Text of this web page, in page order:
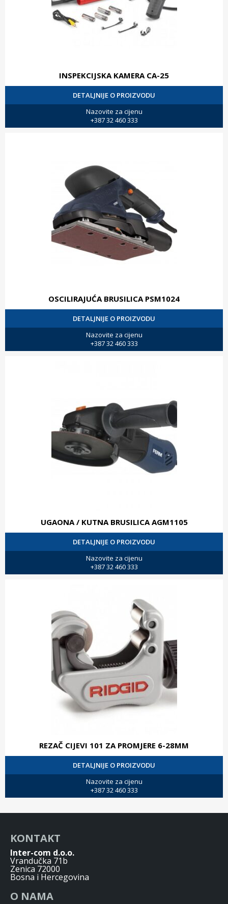
INSPEKCIJSKA KAMERA CA-25
DETALJNIJE O PROIZVODU
Nazovite za cijenu
+387 32 460 333
OSCILIRAJUĆA BRUSILICA PSM1024
DETALJNIJE O PROIZVODU
Nazovite za cijenu
+387 32 460 333
UGAONA / KUTNA BRUSILICA AGM1105
DETALJNIJE O PROIZVODU
Nazovite za cijenu
+387 32 460 333
REZAČ CIJEVI 101 ZA PROMJERE 6-28MM
DETALJNIJE O PROIZVODU
Nazovite za cijenu
+387 32 460 333
KONTAKT
Inter-com d.o.o.
Vrandučka 71b
Zenica 72000
Bosna i Hercegovina
O NAMA